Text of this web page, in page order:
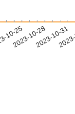
10-25
2023-10-282023-10-31